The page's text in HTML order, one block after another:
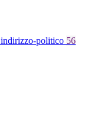
politico 56